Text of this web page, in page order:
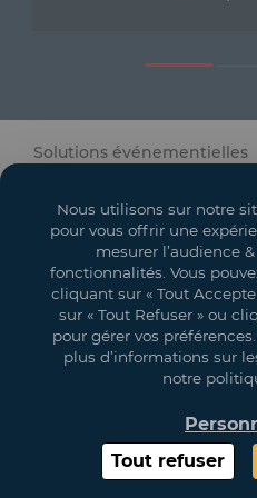
Dispositifs Sanitaires
Solutions pour
Textile et Goodies
Solutions événementielles
Espaces événementiels
Mon compte
Vos objectifs
Légal
Copyright 2021 GL EVENTS. All
Nous utilisons sur notre
pour vous offrir une
mesurer l’audience
fonctionnalités. Vous
cliquant sur « Tout
sur « Tout Refuser » ou
pour gérer vos
plus d’informations sur
notre
Tout refuser